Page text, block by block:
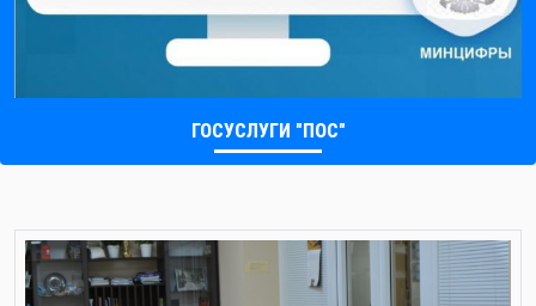
ГОСУСЛУГИ "ПОС"